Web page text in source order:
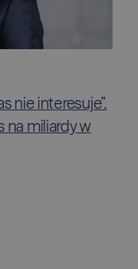
nie interesuje”.
na miliardy w